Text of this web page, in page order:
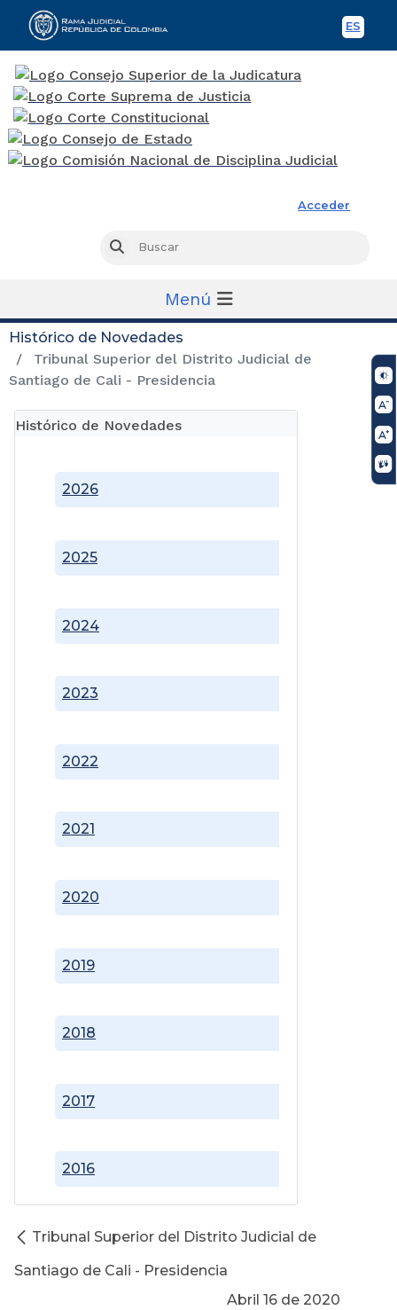
ES
Acceder
Buscar
Menú
Histórico de Novedades
Tribunal Superior del Distrito Judicial de
Santiago de Cali - Presidencia
Histórico de Novedades
2016
2017
2018
2019
2020
2021
2022
2023
2024
2025
2026
Tribunal Superior del Distrito Judicial de
Santiago de Cali - Presidencia
Abril 16 de 2020